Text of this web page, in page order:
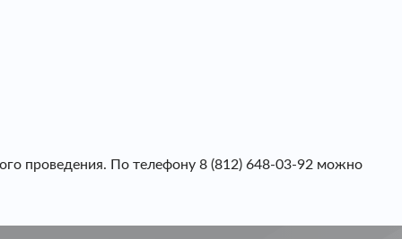
проведения. По телефону 8 (812) 648-03-92 можно